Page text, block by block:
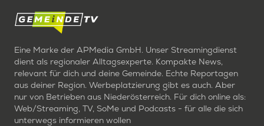
Eine Marke der APMedia GmbH. Unser Streamingdienst
dient als regionaler Alltagsexperte. Kompakte News,
relevant für dich und deine Gemeinde. Echte Reportagen
aus deiner Region. Werbeplatzierung gibt es auch. Aber
nur von Betrieben aus Niederösterreich. Für dich online als:
Web/Streaming, TV, SoMe und Podcasts - für alle die sich
unterwegs informieren wollen